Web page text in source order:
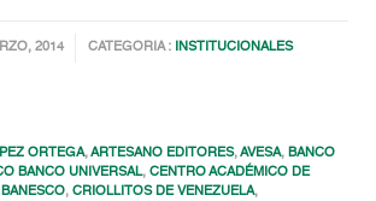
2014 CATEGORIA : INSTITUCIONALES
ORTEGA,ARTESANO EDITORES,AVESA,BANCO
BANCO UNIVERSAL,CENTRO ACADÉMICO DE
,CRIOLLITOS DE VENEZUELA,